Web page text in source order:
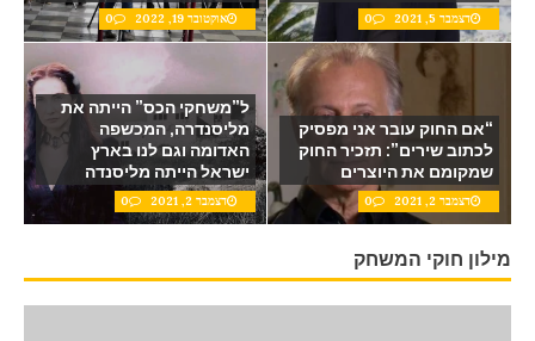
אוקטובר 19, 2022 0 דצמבר 5, 2021 0
ל”משחקי הכס” הייתה את
מליסנדרה, המכשפה
האדומה וגם לנו בארץ
ישראל הייתה מליסנדה
דצמבר 2, 2021 0
“אם החוק עובר אני מפסיק
לכתוב שירים”: תזכיר החוק
שמקומם את היוצרים
דצמבר 2, 2021 0
מילון חוקי המשחק